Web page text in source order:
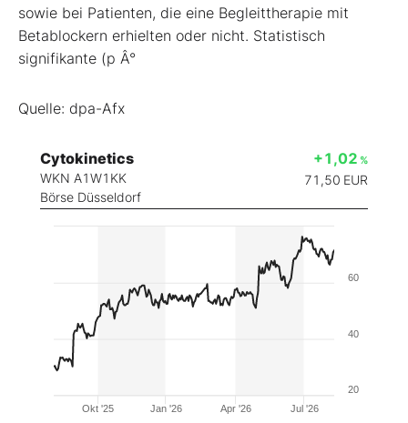
sowie bei Patienten, die eine Begleittherapie mit
Betablockern erhielten oder nicht. Statistisch
signifikante (p Â°
Quelle: dpa-Afx
Cytokinetics
WKN A1W1KK
Börse Düsseldorf
+1,02 %
71,50 EUR
Okt '25 Jan '26 Apr '26 Jul '26
20
40
60